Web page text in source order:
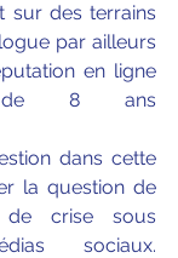
sur des terrains
par ailleurs
en ligne
de 8 ans
dans cette
la question de
de crise sous
sociaux.